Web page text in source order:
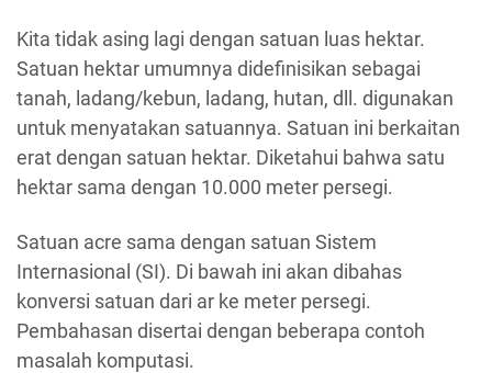
Kita tidak asing lagi dengan satuan luas hektar.
Satuan hektar umumnya didefinisikan sebagai
tanah, ladang/kebun, ladang, hutan, dll. digunakan
untuk menyatakan satuannya. Satuan ini berkaitan
erat dengan satuan hektar. Diketahui bahwa satu
hektar sama dengan 10.000 meter persegi.
Satuan acre sama dengan satuan Sistem
Internasional (SI). Di bawah ini akan dibahas
konversi satuan dari ar ke meter persegi.
Pembahasan disertai dengan beberapa contoh
masalah komputasi.